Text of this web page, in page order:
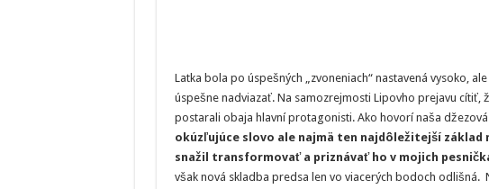
Latka bola po úspešných „zvoneniach“ nastavená vysoko,
úspešne nadviazať. Na samozrejmosti Lipovho prejavu cítiť,
postarali obaja hlavní protagonisti. Ako hovorí naša
okúzľujúce slovo ale najmä ten najdôležitejší základ
snažil transformovať a priznávať ho v mojich
však nová skladba predsa len vo viacerých bodoch odlišná.